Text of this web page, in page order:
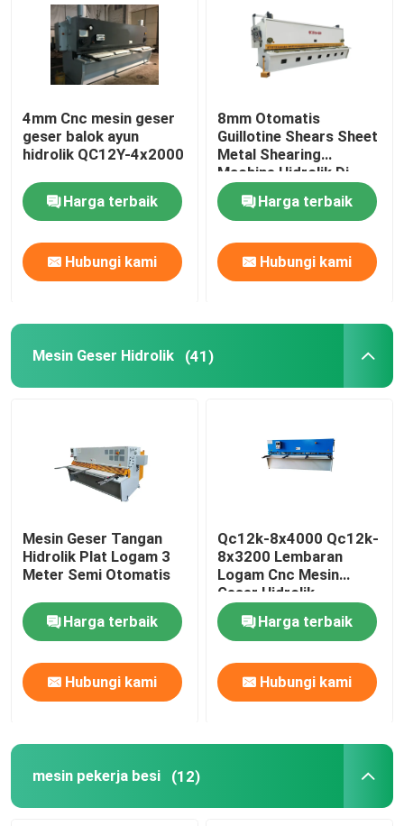
4mm Cnc mesin geser
geser balok ayun
hidrolik QC12Y-4x2000
Harga terbaik
Hubungi kami
8mm Otomatis
Guillotine Shears Sheet
Metal Shearing
Machine Hidrolik Di
Turki
Harga terbaik
Hubungi kami
Mesin Geser Hidrolik (41)
Mesin Geser Tangan
Hidrolik Plat Logam 3
Meter Semi Otomatis
Harga terbaik
Hubungi kami
Qc12k-8x4000 Qc12k-
8x3200 Lembaran
Logam Cnc Mesin
Geser Hidrolik
Produsen
Harga terbaik
Hubungi kami
mesin pekerja besi (12)